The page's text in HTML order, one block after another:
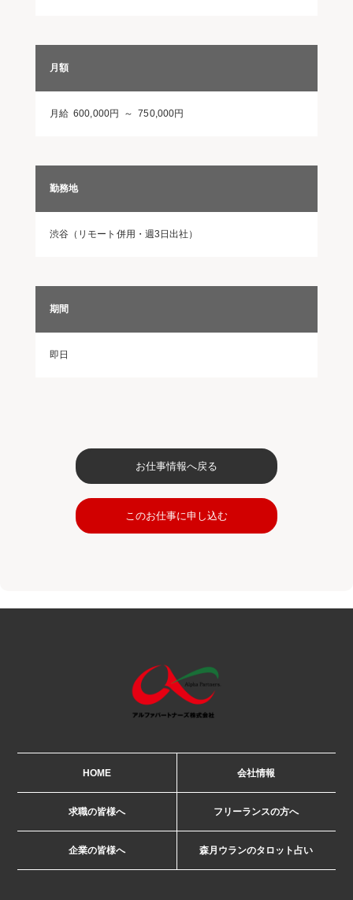
月額
月給 600,000円 ～ 750,000円
勤務地
渋谷（リモート併用・週3日出社）
期間
即日
お仕事情報へ戻る
このお仕事に申し込む
HOME 会社情報
求職の皆様へ フリーランスの方へ
企業の皆様へ 森月ウランのタロット占い